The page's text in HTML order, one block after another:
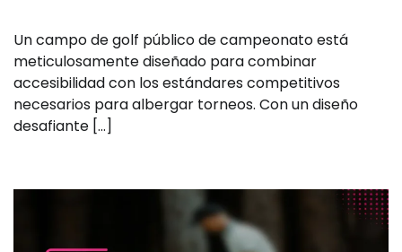
Un campo de golf público de campeonato está
meticulosamente diseñado para combinar
accesibilidad con los estándares competitivos
necesarios para albergar torneos. Con un diseño
desafiante […]